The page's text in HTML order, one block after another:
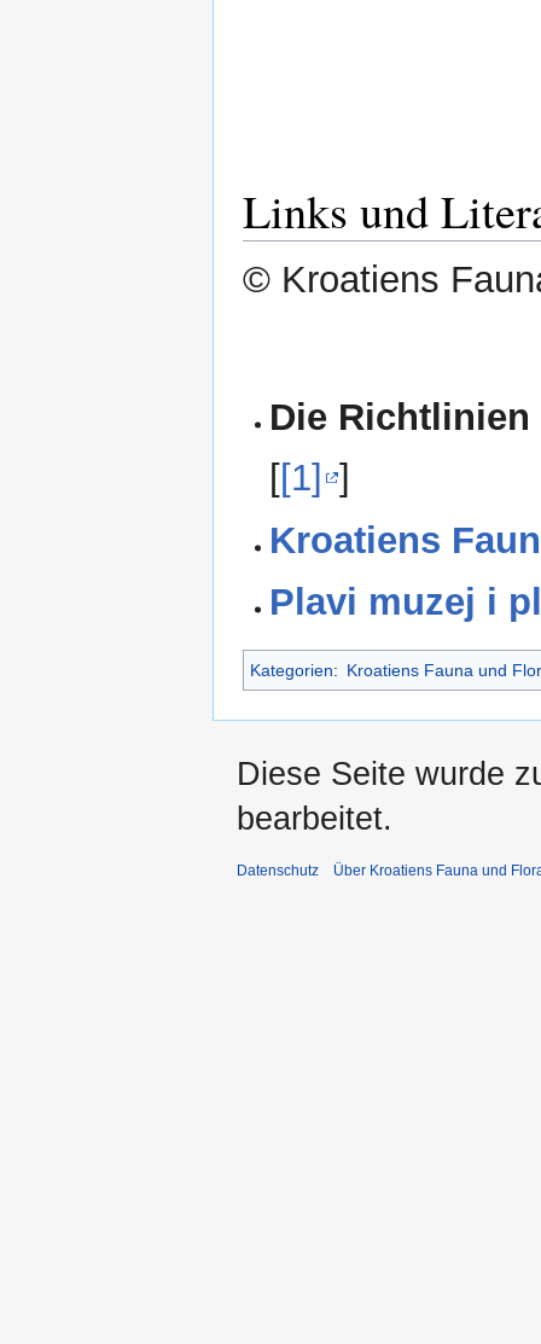
Links und
© Kroatiens
Die
[[1] ]
Kroatiens
Plavi muzej i
Kategorien: Kroatiens Fauna und
Diese Seite wurde
bearbeitet.
Datenschutz Über Kroatiens Fauna und